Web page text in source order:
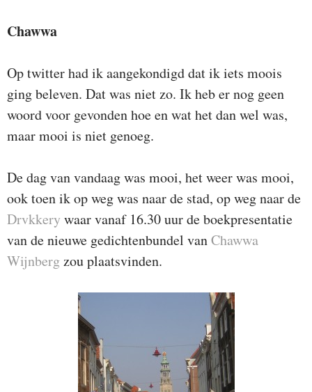
Chawwa
Op twitter had ik aangekondigd dat ik iets moois
ging beleven. Dat was niet zo. Ik heb er nog geen
woord voor gevonden hoe en wat het dan wel was,
maar mooi is niet genoeg.
De dag van vandaag was mooi, het weer was mooi,
ook toen ik op weg was naar de stad, op weg naar de
Drvkkery waar vanaf 16.30 uur de boekpresentatie
van de nieuwe gedichtenbundel vanChawwa
Wijnbergzou plaatsvinden.